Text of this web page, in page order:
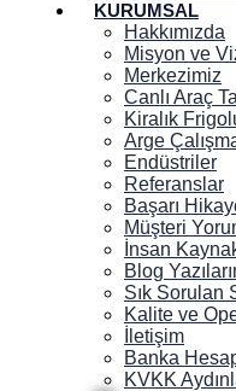
KURUMSAL
Hakkımızda
Misyon ve
Merkezimiz
Canlı Araç
Kiralık
Arge
Endüstriler
Referanslar
Başarı
Müşteri
İnsan
Blog
Sık Sorulan
Kalite ve
İletişim
Banka
KVKK